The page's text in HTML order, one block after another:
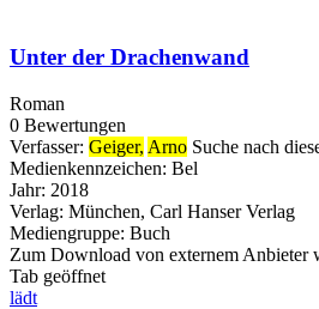
Unter der Drachenwand
Roman
0 Bewertungen
Verfasser: Geiger, Arno Suche nach
Medienkennzeichen: Bel
Jahr: 2018
Verlag: München, Carl Hanser Verlag
Mediengruppe: Buch
Zum Download von externem Anbieter
Tab geöffnet
lädt